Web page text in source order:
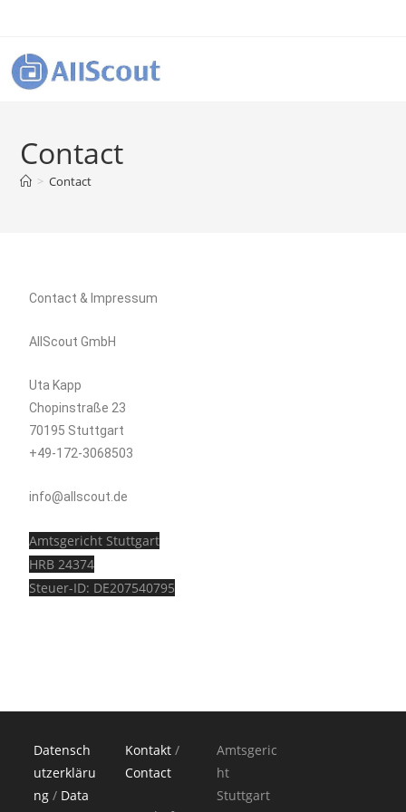
Contact
> Contact
Contact & Impressum
AllScout GmbH
Uta Kapp
Chopinstraße 23
70195 Stuttgart
+49-172-3068503
info@allscout.de
Amtsgericht Stuttgart
HRB 24374
Steuer-ID: DE207540795
Datensch
utzerkläru
ng / Data
Kontakt /
Contact
Amtsgeric
ht
Stuttgart